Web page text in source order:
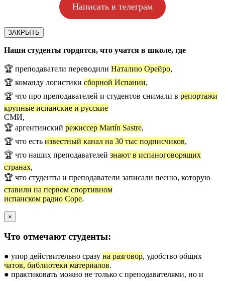
Написать в телеграм
ЗАКРЫТЬ
Наши студенты гордятся, что учатся в школе, где
🏆 преподаватели переводили Наталию Орейро,
🏆 команду логистики сборной Испании,
🏆 что про преподавателей и студентов снимали в репортажи
крупные испанские и русские
СМИ,
🏆 аргентинский режиссер Martín Sastre,
🏆 что есть известный канал на 30 тыс подписчиков,
🏆 что наших преподавателей знают в испаноговорящих
странах,
🏆 что студенты и преподаватели записали песню, которую
ставили на первом спортивном
испанском радио Cope.
×
Что отмечают студенты:
● упор действительно сразу на разговор, удобство общих
чатов, библиотеки материалов.
● практиковать можно не только с преподавателями, но и